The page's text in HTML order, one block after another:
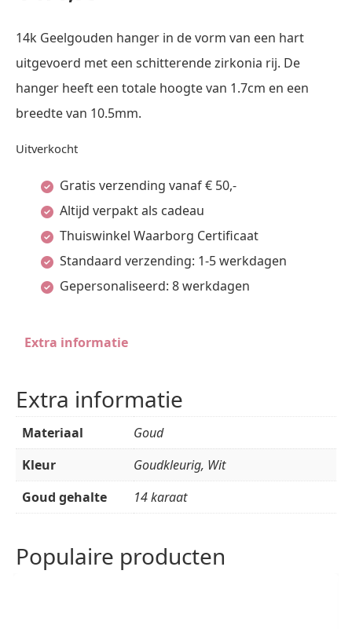
14k Geelgouden hanger in de vorm van een hart
uitgevoerd met een schitterende zirkonia rij. De
hanger heeft een totale hoogte van 1.7cm en een
breedte van 10.5mm.
Uitverkocht
Gratis verzending vanaf € 50,-
Altijd verpakt als cadeau
Thuiswinkel Waarborg Certificaat
Standaard verzending: 1-5 werkdagen
Gepersonaliseerd: 8 werkdagen
Extra informatie
Extra informatie
Materiaal
Goud
Kleur
Goudkleurig, Wit
Goud gehalte
14 karaat
Populaire producten